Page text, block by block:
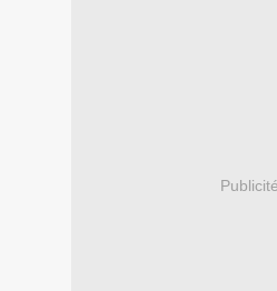
Publicité